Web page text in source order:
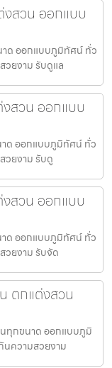
สวน ออกแบบ
ด ออกแบบภูมิทัศน์ ทั่ว
วยงาม รับดูแล
สวน ออกแบบ
ด ออกแบบภูมิทัศน์ ทั่ว
วยงาม รับดู
สวน ออกแบบ
ด ออกแบบภูมิทัศน์ ทั่ว
วยงาม รับจัด
ตกแต่งสวน
ทุกขนาด ออกแบบภูมิ
นความสวยงาม